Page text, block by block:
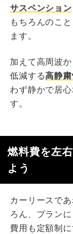
サスペンション
もちろんのこ
ます。
加えて高周波
低減する高静
わず静かで居
す。
燃料費を左
よう
カーリースで
ろん、プラン
費用も定額制